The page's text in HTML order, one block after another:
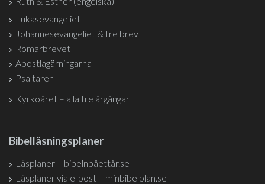
Lukasevangeliet
Johannesevangeliet & tre brev
Romarbrevet
Apostlagärningarna
Psaltaren
Kyrkoåret – alla tre årgångar
Bibelläsningsplaner
Läsplaner – bibelnpåettår.se
Läsplaner via e-post – minbibelplan.se